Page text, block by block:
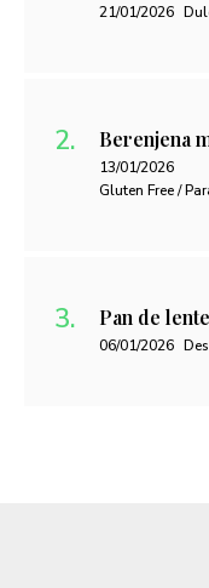
21/01/2026
Berenjena
13/01/2026
Gluten Free /
Pan de
06/01/2026